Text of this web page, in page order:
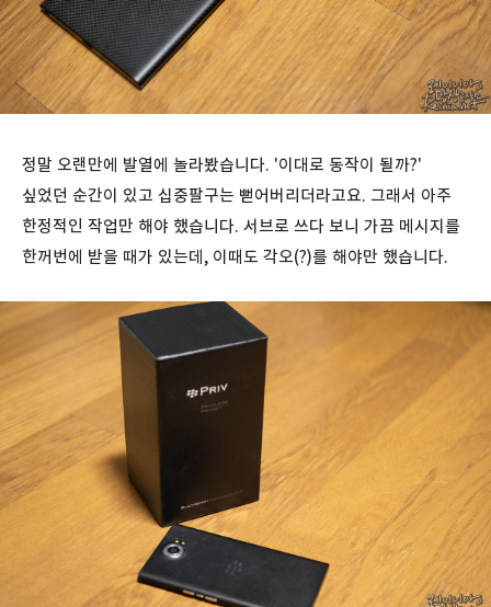
정말 오랜만에 발열에 놀라봤습니다. '이대로 동작이 될까?'
싶었던 순간이 있고 십중팔구는 뻗어버리더라고요. 그래서 아주
한정적인 작업만 해야 했습니다. 서브로 쓰다 보니 가끔 메시지를
한꺼번에 받을 때가 있는데, 이때도 각오(?)를 해야만 했습니다.